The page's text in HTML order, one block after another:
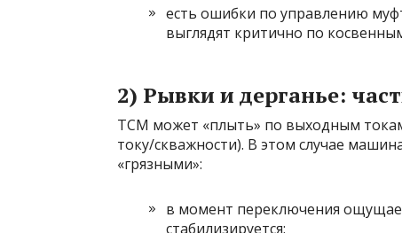
есть ошибки по управлению
выглядят критично по
2) Рывки и дерганье:
TCM может «плыть» по выходным
току/скважности). В этом случае
«грязными»:
в момент переключения
стабилизируется;